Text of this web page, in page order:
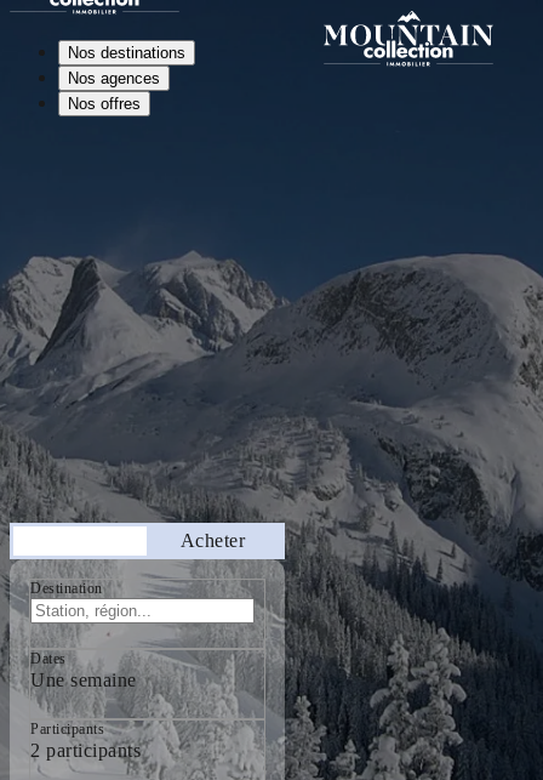
Acheter
Destination
Dates
Une semaine
Participants
2 participants
Nos destinations
Nos agences
Nos offres